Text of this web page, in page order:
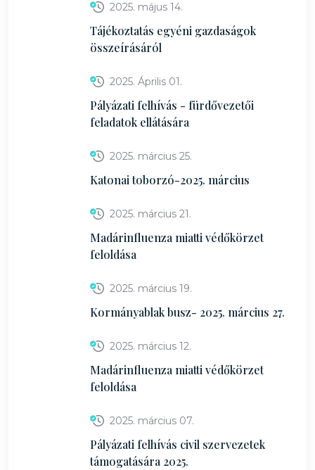
2025. május 14.
Tájékoztatás egyéni gazdaságok
összeírásáról
2025. Április 01.
Pályázati felhívás - fürdővezetői
feladatok ellátására
2025. március 25.
Katonai toborzó-2025. március
2025. március 21.
Madárinfluenza miatti védőkörzet
feloldása
2025. március 19.
Kormányablak busz- 2025. március 27.
2025. március 12.
Madárinfluenza miatti védőkörzet
feloldása
2025. március 07.
Pályázati felhívás civil szervezetek
támogatására 2025.